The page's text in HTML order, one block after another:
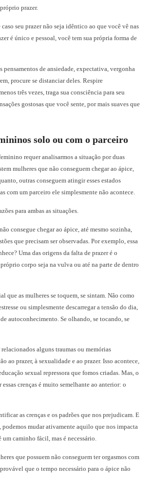
prazer.
caso seu prazer não seja idêntico ao que você vê nas
é único e pessoal, você tem sua própria forma de
pensamentos de ansiedade, expectativa, vergonha
procure se distanciar deles. Respire
três vezes, traga sua consciência para seu
gostosas que você sente, por mais suaves que
solo ou com o parceiro
requer analisarmos a situação por duas
mulheres que não conseguem chegar ao ápice,
outras conseguem atingir esses estados
com um parceiro ele simplesmente não acontece.
para ambas as situações.
consegue chegar ao ápice, até mesmo sozinha,
que precisam ser observadas. Por exemplo, essa
Uma das origens da falta de prazer é o
corpo seja na vulva ou até na parte de dentro
que as mulheres se toquem, se sintam. Não como
ou simplesmente descarregar a tensão do dia,
autoconhecimento. Se olhando, se tocando, se
relacionados alguns traumas ou memórias
ao prazer, à sexualidade e ao prazer. Isso acontece,
sexual repressora que fomos criadas. Mas, o
crenças é muito semelhante ao anterior: o
as crenças e os padrões que nos prejudicam. E
podemos mudar ativamente aquilo que nos impacta
um caminho fácil, mas é necessário.
que possuem não conseguem ter orgasmos com
que o tempo necessário para o ápice não